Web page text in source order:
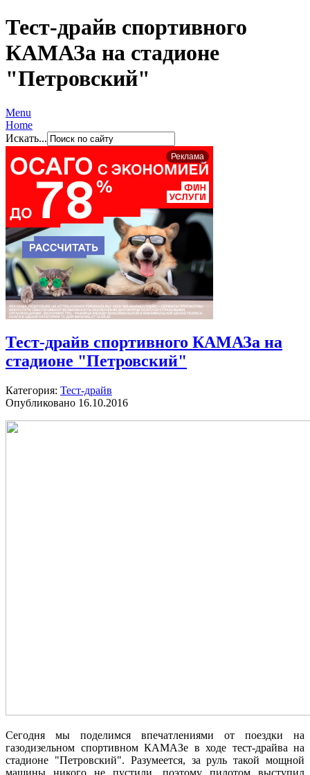
Тест-драйв спортивного
КАМАЗа на стадионе
"Петровский"
Menu
Home
Искать...
Реклама
Тест-драйв спортивного КАМАЗа на
стадионе "Петровский"
Категория: Тест-драйв
Опубликовано 16.10.2016
Сегодня мы поделимся впечатлениями от поездки на
газодизельном спортивном КАМАЗе в ходе тест-драйва на
стадионе "Петровский". Разумеется, за руль такой мощной
машины никого не пустили, поэтому пилотом выступил